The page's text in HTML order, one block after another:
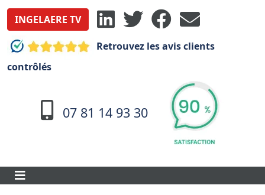
INGELAERE TV
Retrouvez les avis clients
contrôlés
07 81 14 93 30